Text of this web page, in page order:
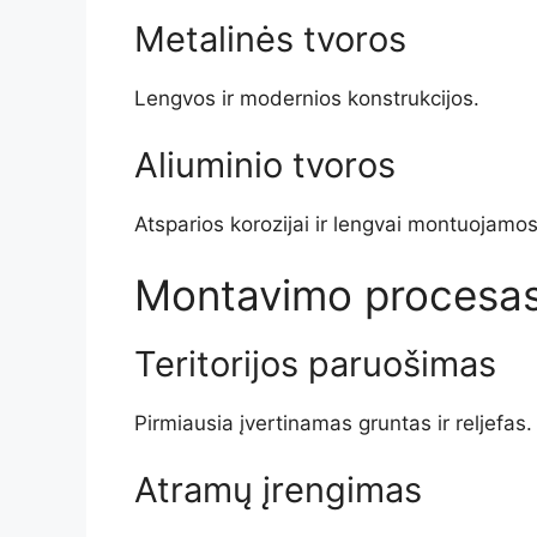
Metalinės tvoros
Lengvos ir modernios konstrukcijos.
Aliuminio tvoros
Atsparios korozijai ir lengvai
Montavimo
Teritorijos paruošimas
Pirmiausia įvertinamas gruntas ir reljefas.
Atramų įrengimas